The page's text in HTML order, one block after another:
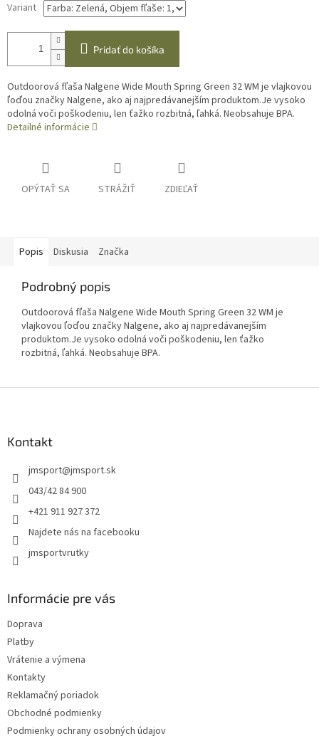
Variant
Pridať do košíka
Outdoorová fľaša Nalgene Wide Mouth Spring Green 32 WM je vlajkovou
ľoďou značky Nalgene, ako aj najpredávanejším produktom.Je vysoko
odolná voči poškodeniu, len ťažko rozbitná, ľahká. Neobsahuje BPA.
Detailné informácie
OPÝTAŤ SA STRÁŽIŤ ZDIEĽAŤ
Popis Diskusia Značka
Podrobný popis
Outdoorová fľaša Nalgene Wide Mouth Spring Green 32 WM je
vlajkovou ľoďou značky Nalgene, ako aj najpredávanejším
produktom.Je vysoko odolná voči poškodeniu, len ťažko
rozbitná, ľahká. Neobsahuje BPA.
Kontakt
jmsport@jmsport.sk
043/42 84 900
+421 911 927 372
Najdete nás na facebooku
jmsportvrutky
Informácie pre vás
Doprava
Platby
Vrátenie a výmena
Kontakty
Reklamačný poriadok
Obchodné podmienky
Podmienky ochrany osobných údajov